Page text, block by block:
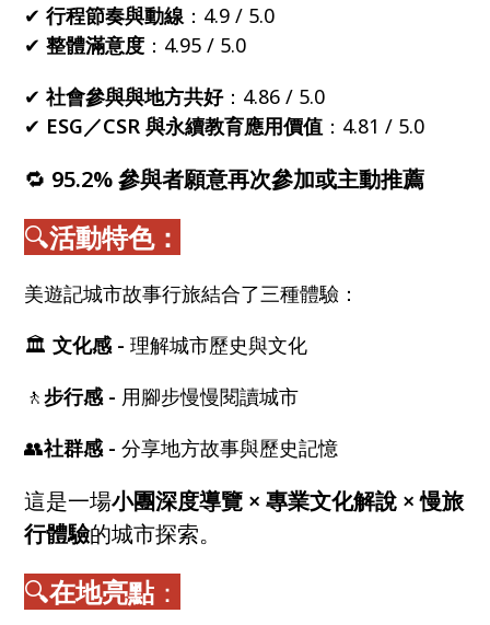
✔行程節奏與動線：4.9 / 5.0
✔整體滿意度 ：4.95 / 5.0
✔社會參與與地方共好：4.86 / 5.0
✔ ESG／CSR 與永續教育應用價值 ：4.81 / 5.0
🔁 95.2% 參與者願意再次參加或主動推薦
🔍活動特色：
美遊記城市故事行旅結合了三種體驗：
🏛文化感 -理解城市歷史與文化
🚶步行感 - 用腳步慢慢閱讀城市
👥社群感 -分享地方故事與歷史記憶
這是一場小團深度導覽 × 專業文化解說 × 慢旅
行體驗的城市探索。
🔍在地亮點 ：